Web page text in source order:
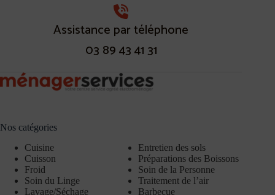
Assistance par téléphone
03 89 43 41 31
Nos catégories
Cuisine
Cuisson
Froid
Soin du Linge
Lavage/Séchage
Entretien des sols
Préparations des Boissons
Soin de la Personne
Traitement de l’air
Barbecue